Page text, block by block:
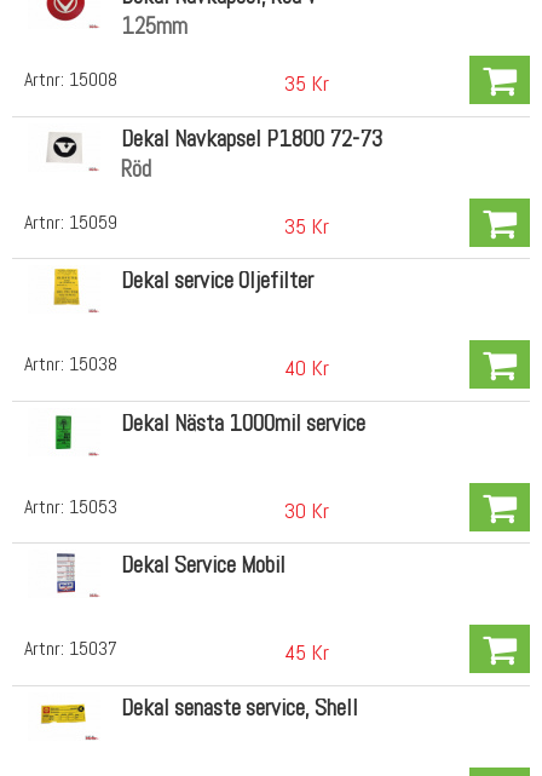
Artnr: 15008
125mm
35 Kr
Artnr: 15059
Dekal Navkapsel P1800 72-73
Röd
35 Kr
Artnr: 15038
Dekal service Oljefilter
40 Kr
Artnr: 15053
Dekal Nästa 1000mil service
30 Kr
Artnr: 15037
Dekal Service Mobil
45 Kr
Dekal senaste service, Shell